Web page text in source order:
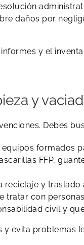
daños por
y el
y
Debes
equipos formados
FFP,
reciclaje y
tratar con
civil y
evita problemas